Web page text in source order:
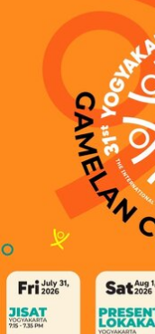
mendapatkan
mendorong
Indonesia Baru,”
Targetnya,
masyarakat adat
ruang pemikiran
membalik pola-
didominasi oleh
beberapa output
tentang Indonesia
menjadi panduan
menjadi Milestone
terbaca dengan
menyusun